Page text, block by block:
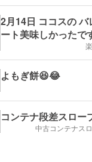
2月14日 ココスの
ート美味しかった
アイスといちごとチ
よもぎ餅😆😂
コンテナ段差スロー
中古コンテナス